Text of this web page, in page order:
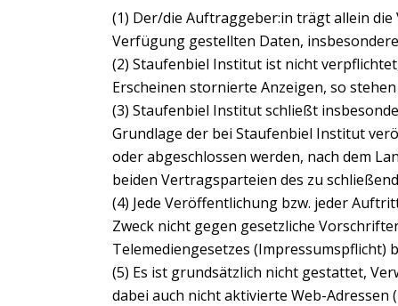
(1) Der/die Auftraggeber:in trägt allein
Verfügung gestellten Daten,
(2) Staufenbiel Institut ist nicht
Erscheinen stornierte Anzeigen, so
(3) Staufenbiel Institut schließt
Grundlage der bei Staufenbiel Institut
oder abgeschlossen werden, nach dem
beiden Vertragsparteien des zu
(4) Jede Veröffentlichung bzw. jeder
Zweck nicht gegen gesetzliche
Telemediengesetzes (Impressumspflicht)
(5) Es ist grundsätzlich nicht gestattet,
dabei auch nicht aktivierte Web-Adressen